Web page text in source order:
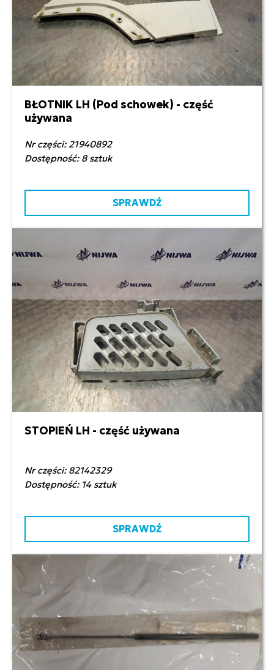
400,00 zł netto
BŁOTNIK LH (Pod schowek) - część
używana
Nr części: 21940892
Dostępność: 8 sztuk
SPRAWDŹ
240,00 zł netto
STOPIEŃ LH - część używana
Nr części: 82142329
Dostępność: 14 sztuk
SPRAWDŹ